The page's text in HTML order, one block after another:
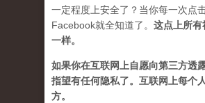
一定程度上安全了？当你每一次点击
Facebook就全知道了。 这点上所有
一样。
如果你在互联网上自愿向第三方透
指望有任何隐私了。互联网上每个
方。